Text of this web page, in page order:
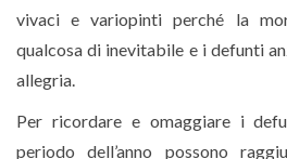
vivaci e variopinti perché la
qualcosa di inevitabile e i defunti
allegria.
Per ricordare e omaggiare i
periodo dell’anno possono